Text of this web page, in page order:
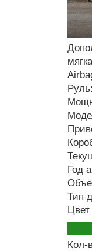
Год
Тип
Кол-